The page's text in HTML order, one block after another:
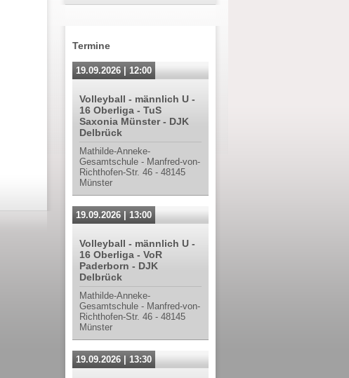
Termine
19.09.2026 | 12:00
Volleyball - männlich U -
16 Oberliga - TuS
Saxonia Münster - DJK
Delbrück
Mathilde-Anneke-
Gesamtschule - Manfred-von-
Richthofen-Str. 46 - 48145
Münster
19.09.2026 | 13:00
Volleyball - männlich U -
16 Oberliga - VoR
Paderborn - DJK
Delbrück
Mathilde-Anneke-
Gesamtschule - Manfred-von-
Richthofen-Str. 46 - 48145
Münster
19.09.2026 | 13:30